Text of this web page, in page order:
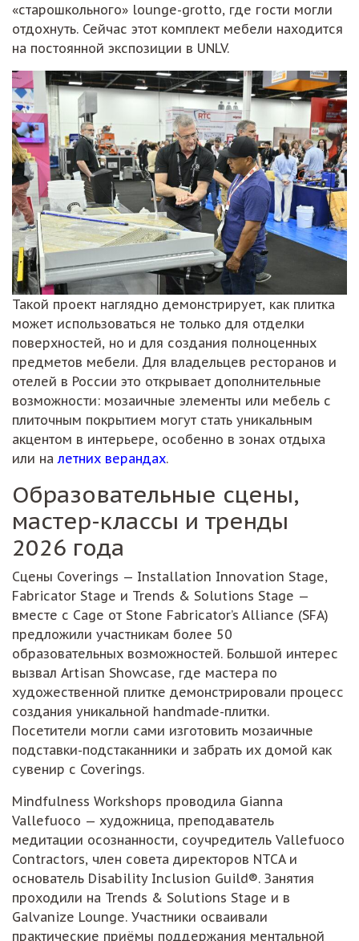
«старошкольного» lounge-grotto, где гости могли
отдохнуть. Сейчас этот комплект мебели находится
на постоянной экспозиции в UNLV.
Такой проект наглядно демонстрирует, как плитка
может использоваться не только для отделки
поверхностей, но и для создания полноценных
предметов мебели. Для владельцев ресторанов и
отелей в России это открывает дополнительные
возможности: мозаичные элементы или мебель с
плиточным покрытием могут стать уникальным
акцентом в интерьере, особенно в зонах отдыха
или налетних верандах.
Образовательные сцены,
мастер-классы и тренды
2026 года
Сцены Coverings — Installation Innovation Stage,
Fabricator Stage и Trends & Solutions Stage —
вместе с Cage от Stone Fabricator’s Alliance (SFA)
предложили участникам более 50
образовательных возможностей. Большой интерес
вызвал Artisan Showcase, где мастера по
художественной плитке демонстрировали процесс
создания уникальной handmade-плитки.
Посетители могли сами изготовить мозаичные
подставки-подстаканники и забрать их домой как
сувенир с Coverings.
Mindfulness Workshops проводила Gianna
Vallefuoco — художница, преподаватель
медитации осознанности, соучредитель Vallefuoco
Contractors, член совета директоров NTCA и
основатель Disability Inclusion Guild®. Занятия
проходили на Trends & Solutions Stage и в
Galvanize Lounge. Участники осваивали
практические приёмы поддержания ментальной